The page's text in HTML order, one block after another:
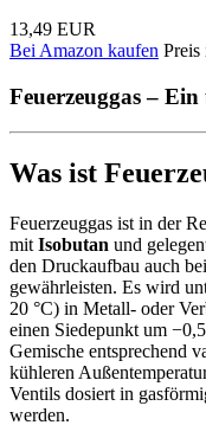
13,49 EUR
Bei Amazon kaufen Preis
Feuerzeuggas –
Was ist
Feuerzeuggas ist in der
mit Isobutan und
den Druckaufbau auch
gewährleisten. Es wird
20 °C) in Metall‑ oder
einen Siedepunkt um
Gemische entsprechend
kühleren
Ventils dosiert in
werden.